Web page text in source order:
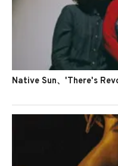
Native Sun、'There's